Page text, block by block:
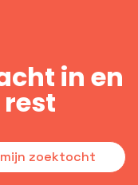
in en
zoektocht